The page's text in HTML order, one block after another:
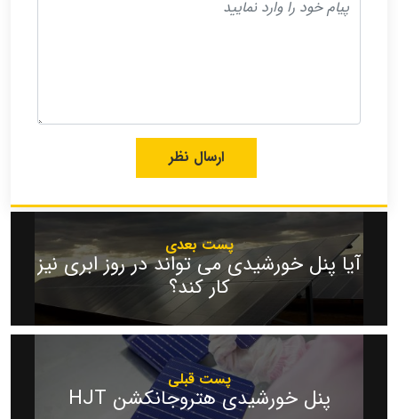
پست بعدی
آیا پنل خورشیدی می تواند در روز ابری نیز
کار کند؟
پست قبلی
پنل خورشیدی هتروجانکشن HJT